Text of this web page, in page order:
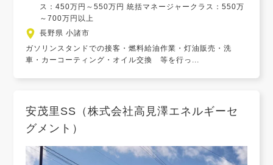
ス：450万円～550万円 統括マネージャークラス：550万
～700万円以上
長野県 小諸市
ガソリンスタンドでの接客・燃料給油作業・灯油販売・洗
車・カーコーティング・オイル交換 等を行っ...
安茂里SS（株式会社高見澤エネルギーセ
グメント）